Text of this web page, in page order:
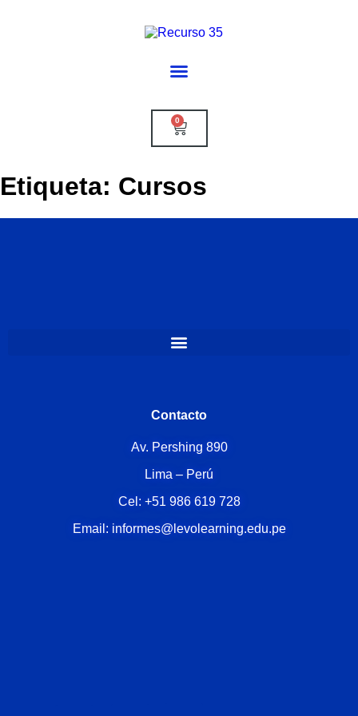
0
Etiqueta: Cursos
Contacto
Av. Pershing 890
Lima – Perú
Cel: +51 986 619 728
Email: informes@levolearning.edu.pe